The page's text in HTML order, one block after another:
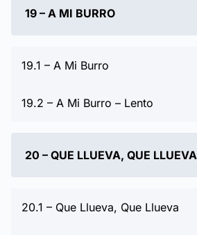
19 – A MI BURRO
19.1 – A Mi Burro
19.2 – A Mi Burro – Lento
20 – QUE LLUEVA, QUE LLUEVA
20.1 – Que Llueva, Que Llueva